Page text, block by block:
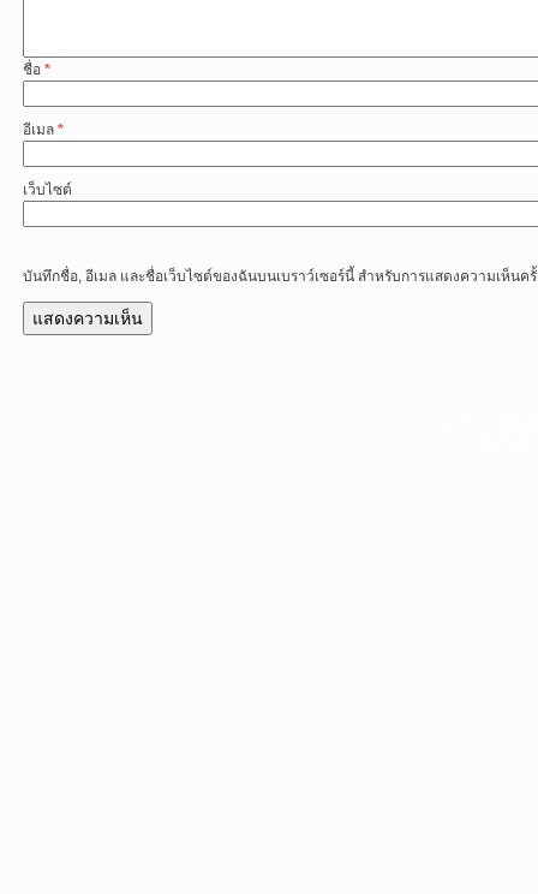
ชื่อ *
อีเมล *
เว็บไซต์
บันทึกชื่อ, อีเมล และชื่อเว็บไซต์ของฉันบนเบราว์เซอร์นี้ สำหรับการแสดงความเห็นค